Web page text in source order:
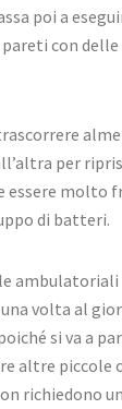
poi a
con
per
essere molto
di batteri.
ambulatoriali
volta al
si va a
altre piccole
richiedono